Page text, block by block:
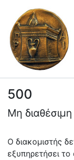
Πληροφορίες
Επικοινωνία
Υπηρεσίες
Αυτοαπόθεσης
500
Μη
Ο διακομιστής
εξυπηρετήσει